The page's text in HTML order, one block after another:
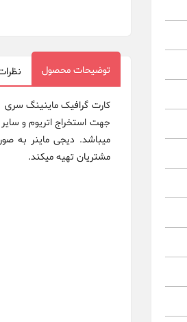
توضیحات محصول
میباشد. دیجی ماینر به
مشتریان تهیه میکند.